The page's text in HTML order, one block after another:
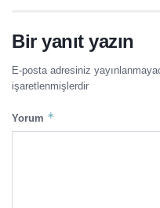
Bir yanıt yazın
E-posta adresiniz
işaretlenmişlerdir
Yorum *